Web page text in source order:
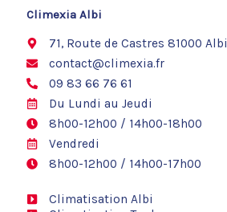
o
Climexia Albi
71, Route de Castres 81000 Albi
contact@climexia.fr
09 83 66 76 61
Du Lundi au Jeudi
8h00-12h00 / 14h00-18h00
Vendredi
8h00-12h00 / 14h00-17h00
Climatisation Albi